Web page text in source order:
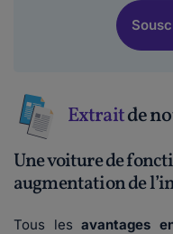
Extraitde
Une voiture de
augmentation de
Tous les avantages